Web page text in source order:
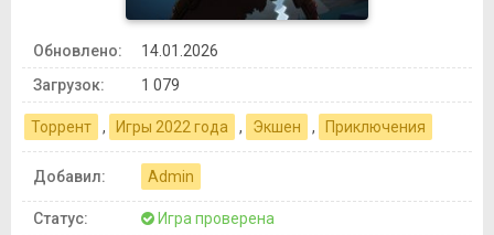
Обновлено:
14.01.2026
Загрузок:
1 079
Торрент , Игры 2022 года , Экшен , Приключения
Добавил: Admin
Статус: Игра проверена